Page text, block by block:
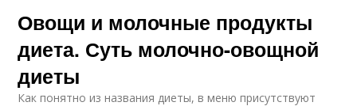
Овощи и молочные продукты
диета. Суть молочно-овощной
диеты
Как понятно из названия диеты, в меню присутствуют